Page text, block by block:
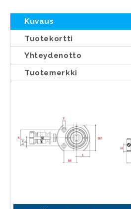
Kuvaus
Tuotekortti
Yhteydenotto
Tuotemerkki